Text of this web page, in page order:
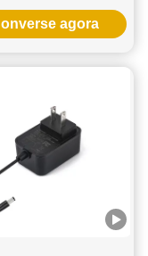
100-277VAC e
12V 24V 36V 48V
universal
agora